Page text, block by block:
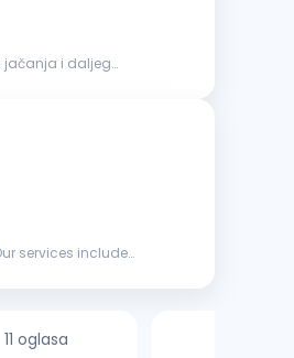
jačanja i daljeg
services include
11 oglasa